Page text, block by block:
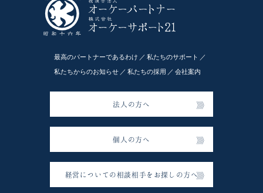
最高のパートナーであるわけ 私たちのサポート
私たちからのお知らせ 私たちの採用 会社案内
法人の方へ
個人の方へ
経営についての相談相手をお探しの方へ